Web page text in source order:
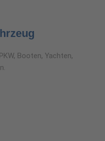
Booten, Yachten,